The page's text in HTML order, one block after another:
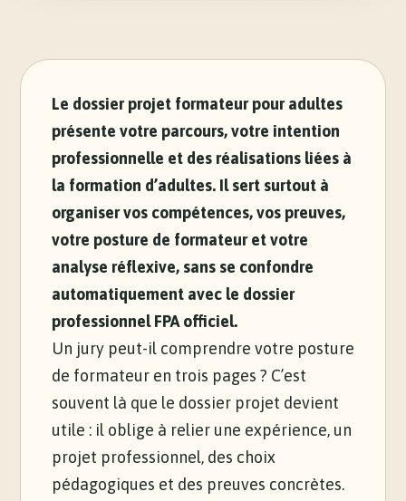
Le dossier projet formateur pour adultes
présente votre parcours, votre intention
professionnelle et des réalisations liées à
la formation d’adultes. Il sert surtout à
organiser vos compétences, vos preuves,
votre posture de formateur et votre
analyse réflexive, sans se confondre
automatiquement avec le dossier
professionnel FPA officiel.
Un jury peut-il comprendre votre posture
de formateur en trois pages ? C’est
souvent là que le dossier projet devient
utile : il oblige à relier une expérience, un
projet professionnel, des choix
pédagogiques et des preuves concrètes.